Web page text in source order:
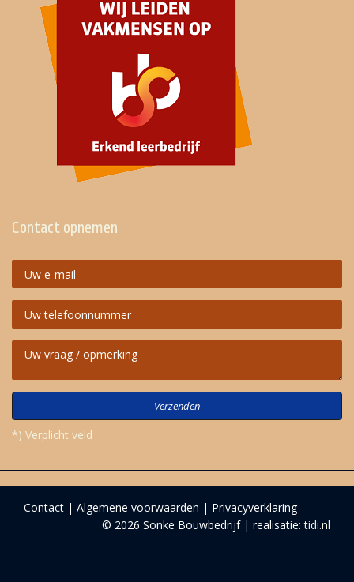
Contact opnemen
Verzenden
*) Verplicht veld
Contact Algemene voorwaarden
Privacyverklaring
© 2026 Sonke Bouwbedrijf | realisatie:tidi.nl